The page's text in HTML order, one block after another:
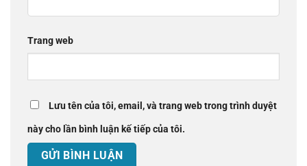
Trang web
Lưu tên của tôi, email, và trang web trong trình duyệt
này cho lần bình luận kế tiếp của tôi.